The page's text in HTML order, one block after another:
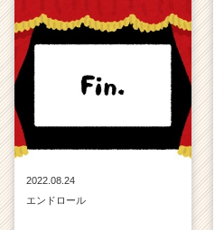
2022.08.24
エンドロール